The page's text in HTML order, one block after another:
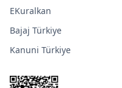
EKuralkan
Bajaj Türkiye
Kanuni Türkiye